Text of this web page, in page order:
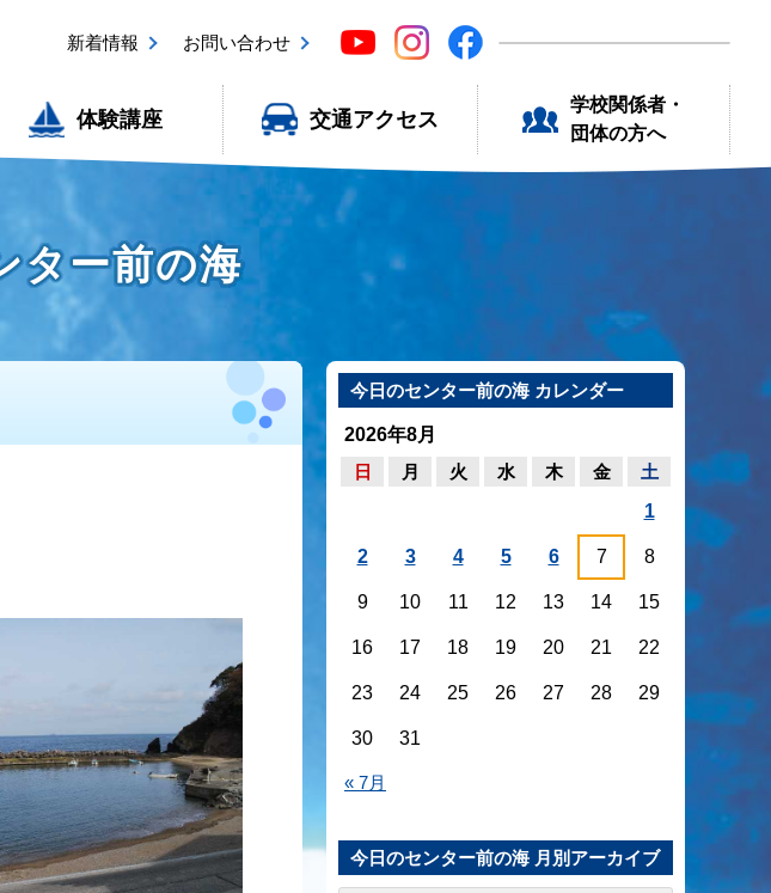
新着情報 お問い合わせ
体験講座 交通アクセス
学校関係者・
団体の方へ
ター前の海
今日のセンター前の海 カレンダー
2026年8月
日
月 火 水 木 金 土
« 7月
1
2 3 4 5 6 7 8
9 10 11 12 13 14 15
16 17 18 19 20 21 22
23 24 25 26 27 28 29
30 31
今日のセンター前の海 月別アーカイブ